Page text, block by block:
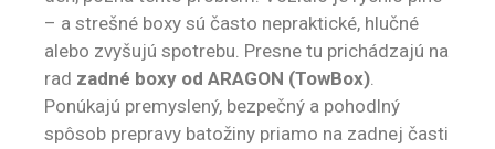
– a strešné boxy sú často nepraktické, hlučné
alebo zvyšujú spotrebu. Presne tu prichádzajú na
rad zadné boxy od ARAGON (TowBox).
Ponúkajú premyslený, bezpečný a pohodlný
spôsob prepravy batožiny priamo na zadnej časti